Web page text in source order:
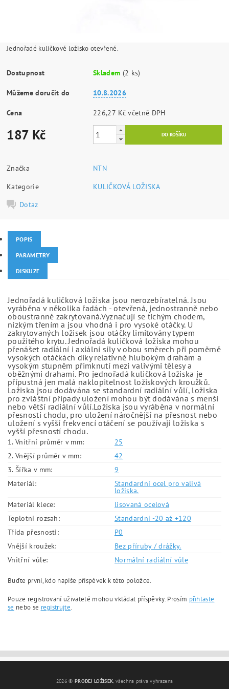
Jednořadé kuličkové ložisko otevřené.
Dostupnost Skladem (2 ks)
Můžeme doručit do 10.8.2026
Cena 226,27 Kč včetně DPH
187 Kč
Značka
NTN
Kategorie
KULIČKOVÁ LOŽISKA
Dotaz
POPIS
PARAMETRY
DISKUZE
Jednořadá kuličková ložiska jsou nerozebíratelná. Jsou
vyráběna v několika řadách - otevřená, jednostranně nebo
oboustranně zakrytovaná.Vyznačují se tichým chodem,
nízkým třením a jsou vhodná i pro vysoké otáčky. U
zakrytovaných ložisek jsou otáčky limitovány typem
použitého krytu. Jednořadá kuličková ložiska mohou
přenášet radiální i axiální síly v obou směrech při poměrně
vysokých otáčkách díky relativně hlubokým drahám a
vysokým stupněm přimknutí mezi valivými tělesy a
oběžnými drahami. Pro jednořadá kuličková ložiska je
přípustná jen malá naklopitelnost ložiskových kroužků.
Ložiska jsou dodávána se standardní radiální vůlí, ložiska
pro zvláštní případy uložení mohou být dodávána s menší
nebo větší radiální vůlí.Ložiska jsou vyráběna v normální
přesnosti chodu, pro uložení náročnější na přesnost nebo
uložení s vyšší frekvencí otáčení se používají ložiska s
vyšší přesností chodu.
1. Vnitřní průměr v mm:
25
2. Vnější průměr v mm:
42
3. Šířka v mm:
9
Materiál:
Standardní ocel pro valivá
ložiska.
Materiál klece:
lisovaná ocelová
Teplotní rozsah:
Standardní -20 až +120
Třída přesnosti:
P0
Vnější kroužek:
Bez příruby / drážky.
Vnitřní vůle:
Normální radiální vůle
Buďte první, kdo napíše příspěvek k této položce.
Pouze registrovaní uživatelé mohou vkládat příspěvky. Prosím přihlaste
se nebo se registrujte.
2026 © PRODEJ LOŽISEK, všechna práva vyhrazena